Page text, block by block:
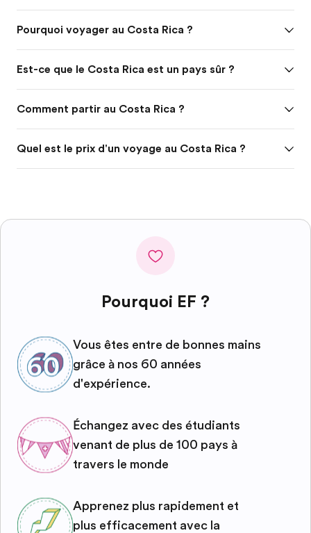
Pourquoi voyager au Costa Rica ?
Est-ce que le Costa Rica est un pays sûr ?
Comment partir au Costa Rica ?
Quel est le prix d'un voyage au Costa Rica ?
Pourquoi EF ?
Vous êtes entre de bonnes mains
grâce à nos 60 années
d'expérience.
Échangez avec des étudiants
venant de plus de 100 pays à
travers le monde
Apprenez plus rapidement et
plus efficacement avec la